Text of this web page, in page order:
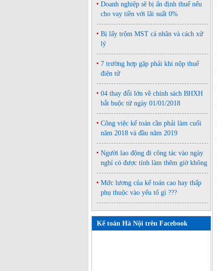
Doanh nghiệp sẽ bị ấn định thuế nếu
cho vay tiền với lãi suất 0%
Bị lấy trộm MST cá nhân và cách xử
lý
7 trường hợp gặp phải khi nộp thuế
điện tử
04 thay đổi lớn về chính sách BHXH
bắt buộc từ ngày 01/01/2018
Công việc kế toán cần phải làm cuối
năm 2018 và đầu năm 2019
Người lao động đi công tác vào ngày
nghỉ có được tính làm thêm giờ không
Mức lương của kế toán cao hay thấp
phụ thuộc vào yếu tố gì ???
Kế toán Hà Nội trên Facebook